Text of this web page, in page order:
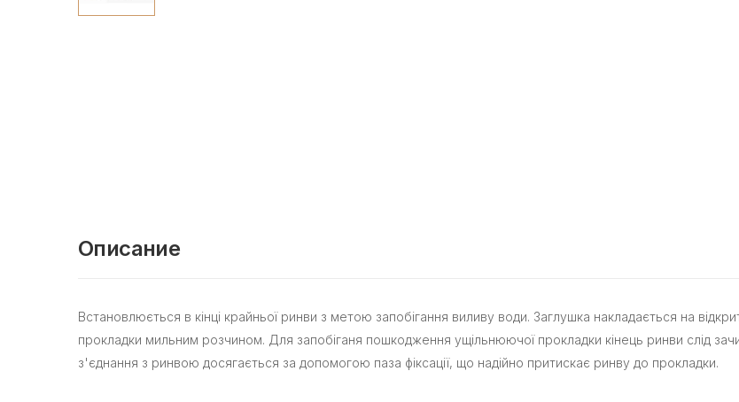
Описание
Встановлюється в кінці крайньої ринви з метою запобігання виливу води. Заглушка накладається на
прокладки мильним розчином. Для запобіганя пошкодження ущільнюючої прокладки кінець ринви слід
з'єднання з ринвою досягається за допомогою паза фіксації, що надійно притискає ринву до прокладки.